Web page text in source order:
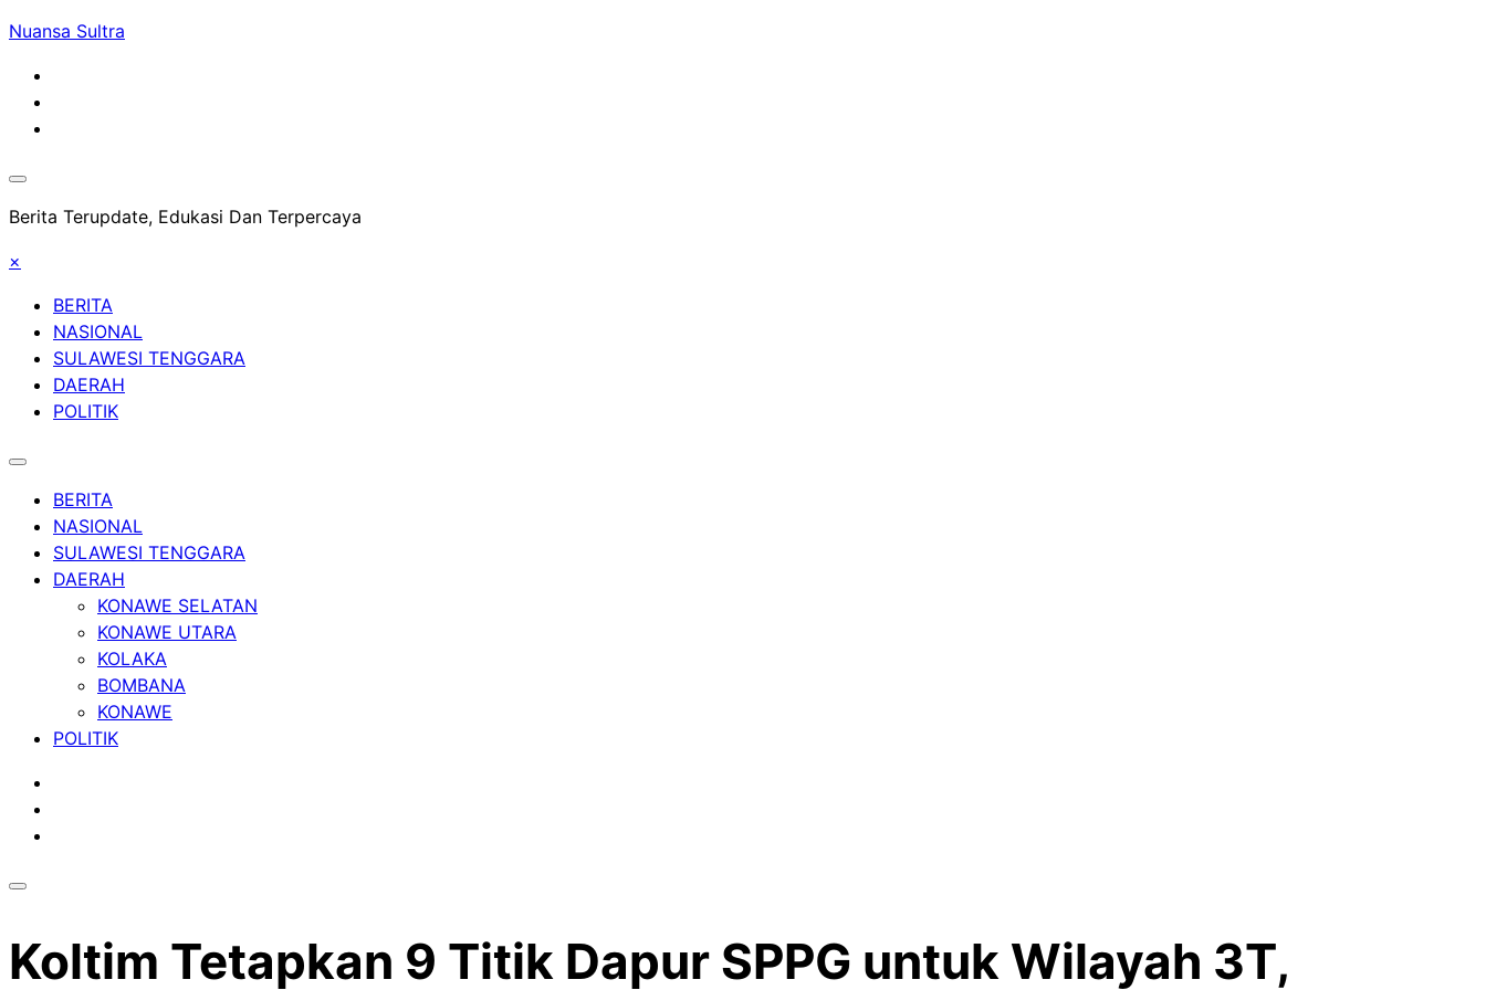
Skip
content
Nuansa Sultra
Berita Terupdate, Edukasi Dan Terpercaya
×
BERITA
NASIONAL
SULAWESI TENGGARA
DAERAH
POLITIK
BERITA
NASIONAL
SULAWESI TENGGARA
DAERAH
KONAWE SELATAN
KONAWE UTARA
KOLAKA
BOMBANA
KONAWE
POLITIK
Koltim Tetapkan 9 Titik Dapur SPPG untuk Wilayah 3T,